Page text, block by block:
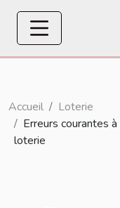
Accueil
Loterie
Erreurs courantes
loterie